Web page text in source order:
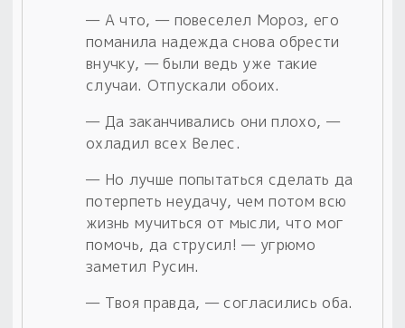
— А что, — повеселел Мороз, его
поманила надежда снова обрести
внучку, — были ведь уже такие
случаи. Отпускали обоих.
— Да заканчивались они плохо, —
охладил всех Велес.
— Но лучше попытаться сделать да
потерпеть неудачу, чем потом всю
жизнь мучиться от мысли, что мог
помочь, да струсил! — угрюмо
заметил Русин.
— Твоя правда, — согласились оба.